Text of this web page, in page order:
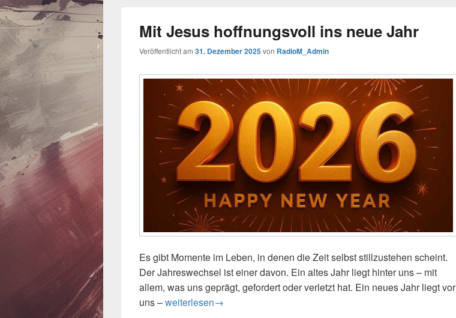
Mit Jesus hoffnungsvoll ins neue Jahr
Veröffentlicht am 31. Dezember 2025von RadioM_Admin
Es gibt Momente im Leben, in denen die Zeit selbst stillzustehen scheint.
Der Jahreswechsel ist einer davon. Ein altes Jahr liegt hinter uns – mit
allem, was uns geprägt, gefordert oder verletzt hat. Ein neues Jahr liegt vor
uns –Mit Jesus hoffnungsvoll ins neue Jahr
weiterlesen→